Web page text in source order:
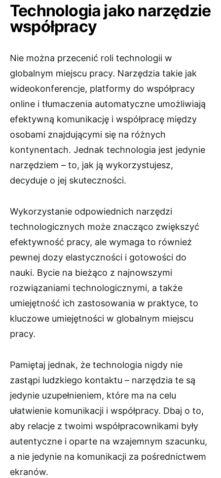
Technologia jako narzędzie
współpracy
Nie można przecenić roli technologii w
globalnym miejscu pracy. Narzędzia takie jak
wideokonferencje, platformy do współpracy
online i tłumaczenia automatyczne umożliwiają
efektywną komunikację i współpracę między
osobami znajdującymi się na różnych
kontynentach. Jednak technologia jest jedynie
narzędziem – to, jak ją wykorzystujesz,
decyduje o jej skuteczności.
Wykorzystanie odpowiednich narzędzi
technologicznych może znacząco zwiększyć
efektywność pracy, ale wymaga to również
pewnej dozy elastyczności i gotowości do
nauki. Bycie na bieżąco z najnowszymi
rozwiązaniami technologicznymi, a także
umiejętność ich zastosowania w praktyce, to
kluczowe umiejętności w globalnym miejscu
pracy.
Pamiętaj jednak, że technologia nigdy nie
zastąpi ludzkiego kontaktu – narzędzia te są
jedynie uzupełnieniem, które ma na celu
ułatwienie komunikacji i współpracy. Dbaj o to,
aby relacje z twoimi współpracownikami były
autentyczne i oparte na wzajemnym szacunku,
a nie jedynie na komunikacji za pośrednictwem
ekranów.